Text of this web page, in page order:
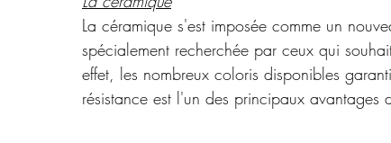
La céramique s'est imposée comme un
spécialement recherchée par ceux qui
effet, les nombreux coloris disponibles
résistance est l'un des principaux